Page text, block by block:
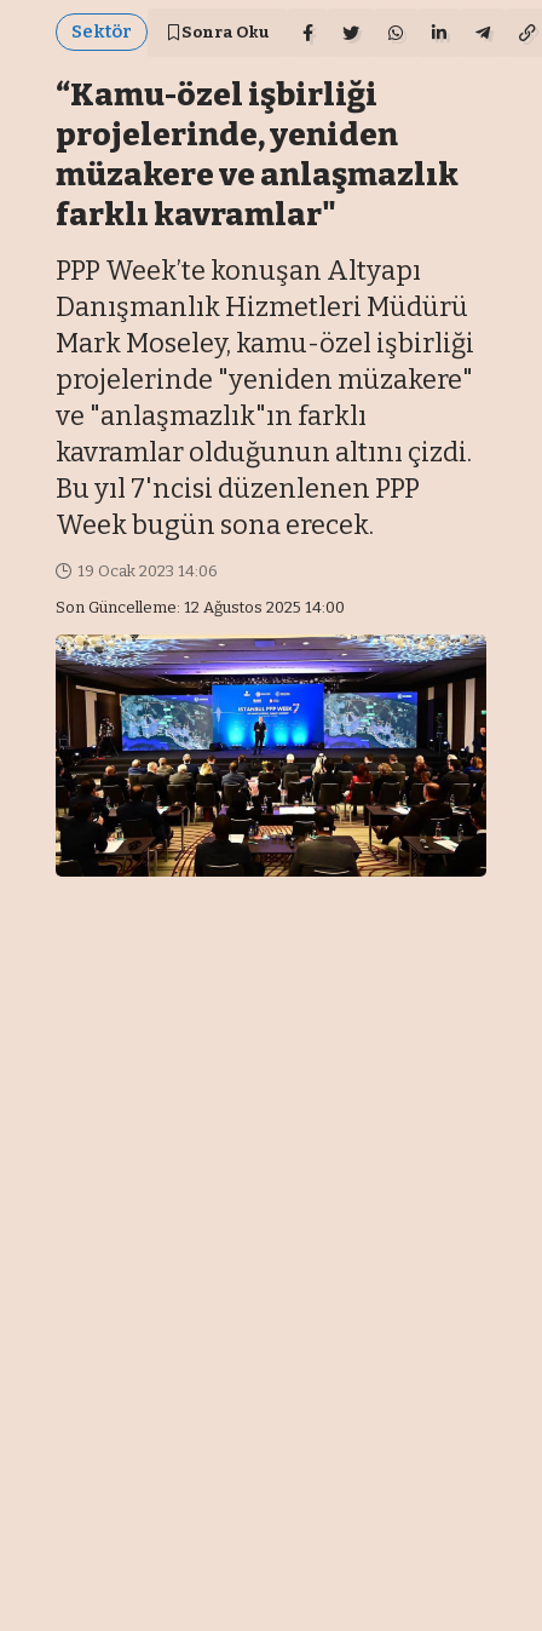
Sektör Sonra Oku
“Kamu-özel işbirliği
projelerinde, yeniden
müzakere ve anlaşmazlık
farklı kavramlar"
PPP Week’te konuşan Altyapı
Danışmanlık Hizmetleri Müdürü
Mark Moseley, kamu-özel işbirliği
projelerinde "yeniden müzakere"
ve "anlaşmazlık"ın farklı
kavramlar olduğunun altını çizdi.
Bu yıl 7'ncisi düzenlenen PPP
Week bugün sona erecek.
Son Güncelleme: 12 Ağustos 2025 14:00
19 Ocak 2023 14:06